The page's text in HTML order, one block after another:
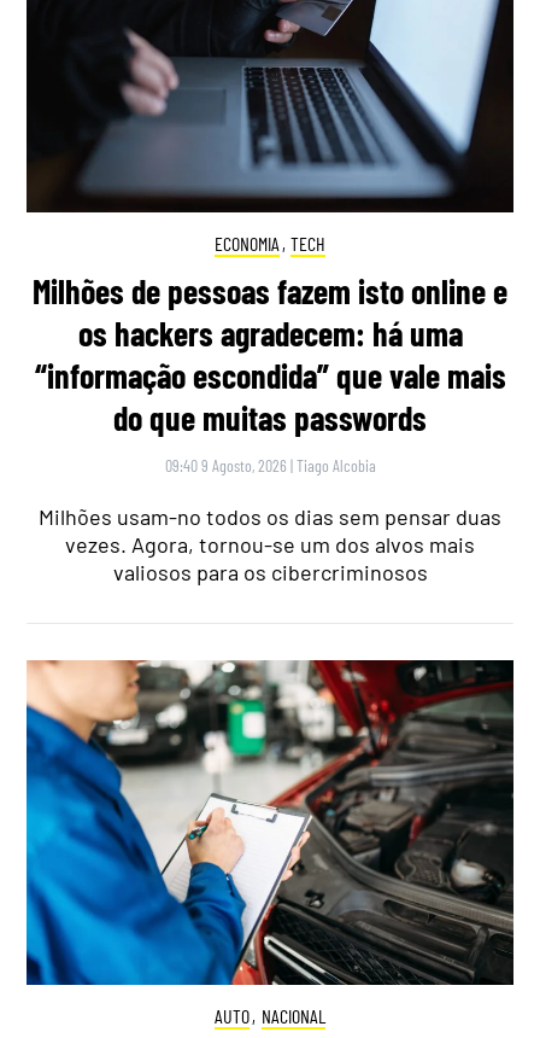
ECONOMIA , TECH
Milhões de pessoas fazem isto online e
os hackers agradecem: há uma
“informação escondida” que vale mais
do que muitas passwords
09:40 9 Agosto, 2026 |Tiago Alcobia
Milhões usam-no todos os dias sem pensar duas
vezes. Agora, tornou-se um dos alvos mais
valiosos para os cibercriminosos
AUTO, NACIONAL